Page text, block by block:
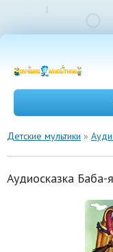
Детские мультики »
Аудиосказка Баба-